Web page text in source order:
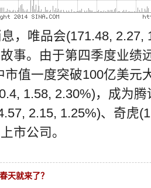
唯品会(171.48, 2.27,
事。由于第四季度业绩
市值一度突破100亿美元
1.58, 2.30%)，成为
2.15, 1.25%)、奇虎
市公司。
天就来了？